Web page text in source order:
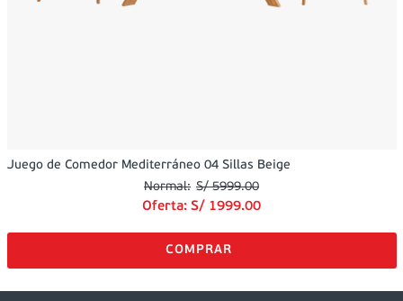
Juego de Comedor Mediterráneo 04 Sillas Beige
S/ 5999.00
Oferta: S/ 1999.00